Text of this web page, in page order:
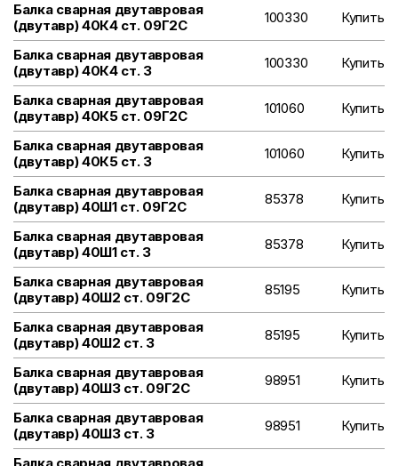
Балка сварная двутавровая
(двутавр) 40К4 ст. 09Г2С
100330 Купить
Балка сварная двутавровая
(двутавр) 40К4 ст. 3
100330 Купить
Балка сварная двутавровая
(двутавр) 40К5 ст. 09Г2С
101060 Купить
Балка сварная двутавровая
(двутавр) 40К5 ст. 3
101060 Купить
Балка сварная двутавровая
(двутавр) 40Ш1 ст. 09Г2С
85378 Купить
Балка сварная двутавровая
(двутавр) 40Ш1 ст. 3
85378 Купить
Балка сварная двутавровая
(двутавр) 40Ш2 ст. 09Г2С
85195 Купить
Балка сварная двутавровая
(двутавр) 40Ш2 ст. 3
85195 Купить
Балка сварная двутавровая
(двутавр) 40Ш3 ст. 09Г2С
98951 Купить
Балка сварная двутавровая
(двутавр) 40Ш3 ст. 3
98951 Купить